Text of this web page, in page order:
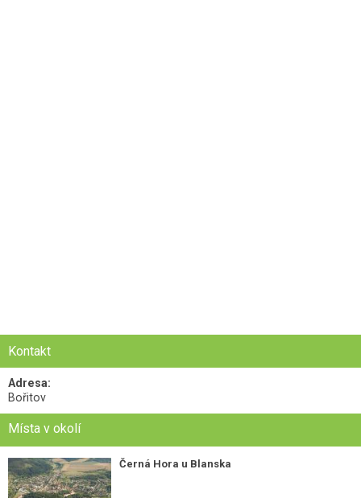
Kontakt
Adresa:
Bořitov
Místa v okolí
Černá Hora u Blanska